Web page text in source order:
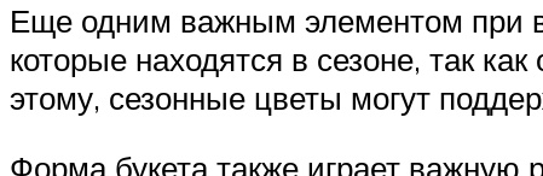
Еще одним важным элементом при
которые находятся в сезоне, так
этому, сезонные цветы могут
Форма букета также играет важную